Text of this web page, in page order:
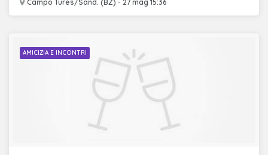
Campo Tures/Sand. (BZ) - 27 mag 15:36
AMICIZIA E INCONTRI